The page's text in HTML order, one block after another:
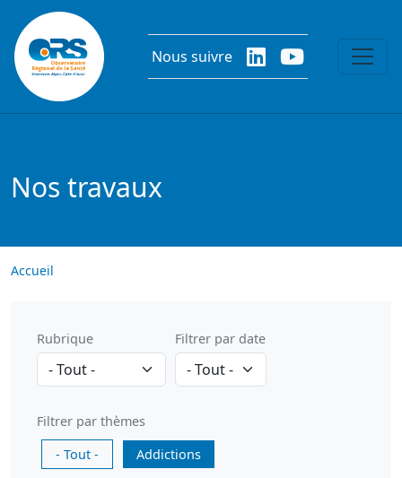
Aller au contenu principal
Nous suivre
Nos travaux
Accueil
Rubrique Filtrer par date
Filtrer par thèmes
- Tout -
Addictions